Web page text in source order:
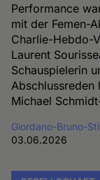
Performance
mit der Femen-
Charlie-Hebdo-
Laurent
Schauspielerin
Abschlussreden
Michael
Giordano-Bruno-
03.06.2026